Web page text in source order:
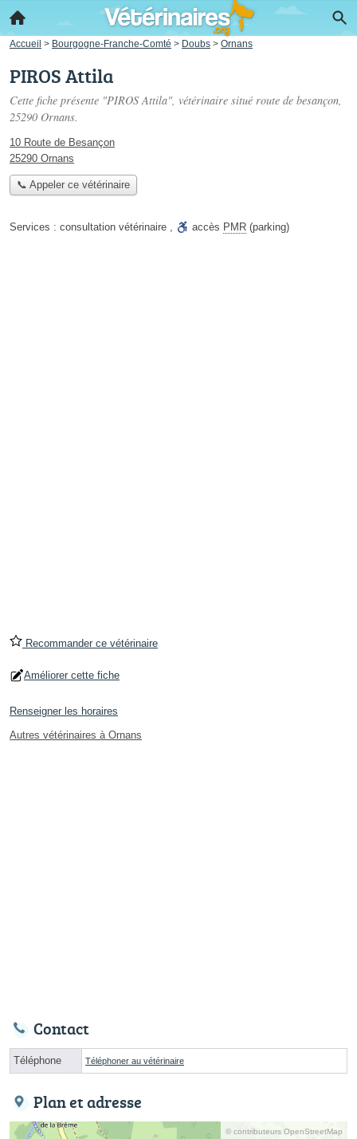
Accueil > Bourgogne-Franche-Comté > Doubs > Ornans
PIROS Attila
Cette fiche présente "PIROS Attila", vétérinaire situé route de besançon,
25290 Ornans.
10 Route de Besançon
25290 Ornans
📞 Appeler ce vétérinaire
Services : consultation vétérinaire , accès PMR (parking)
Recommander ce vétérinaire
Améliorer cette fiche
Renseigner les horaires
Autres vétérinaires à Ornans
Contact
Téléphone Téléphoner au vétérinaire
Plan et adresse
© contributeurs OpenStreetMap